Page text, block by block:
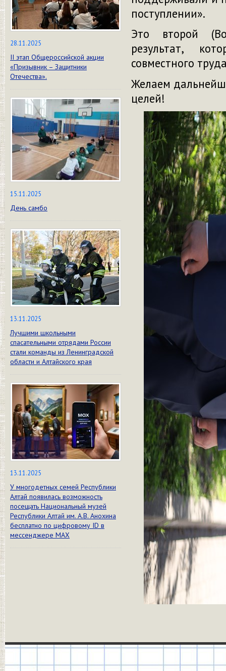
28.11.2025
II этап Общероссийской акции
«Призывник – Защитники
Отечества».
15.11.2025
День самбо
13.11.2025
Лучшими школьными
спасательными отрядами России
стали команды из Ленинградской
области и Алтайского края
13.11.2025
У многодетных семей Республики
Алтай появилась возможность
посещать Национальный музей
Республики Алтай им. А.В. Анохина
бесплатно по цифровому ID в
мессенджере МАХ
поступлении».
Это второй
результат,
совместного
Желаем
целей!